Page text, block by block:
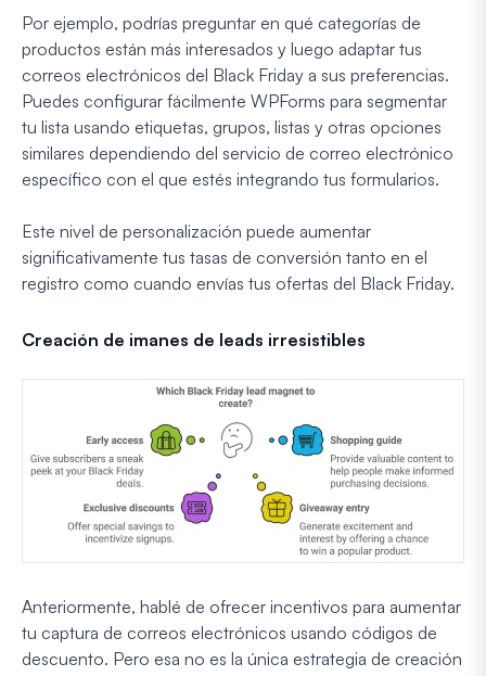
Por ejemplo, podrías preguntar en qué categorías de
productos están más interesados y luego adaptar tus
correos electrónicos del Black Friday a sus preferencias.
Puedes configurar fácilmente WPForms para segmentar
tu lista usando etiquetas, grupos, listas y otras opciones
similares dependiendo del servicio de correo electrónico
específico con el que estés integrando tus formularios.
Este nivel de personalización puede aumentar
significativamente tus tasas de conversión tanto en el
registro como cuando envías tus ofertas del Black Friday.
Creación de imanes de leads irresistibles
Anteriormente, hablé de ofrecer incentivos para aumentar
tu captura de correos electrónicos usando códigos de
descuento. Pero esa no es la única estrategia de creación